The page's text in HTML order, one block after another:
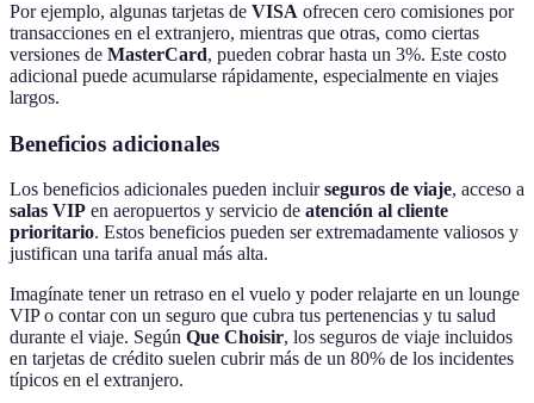
Por ejemplo, algunas tarjetas de VISA ofrecen cero comisiones por
transacciones en el extranjero, mientras que otras, como ciertas
versiones de MasterCard, pueden cobrar hasta un 3%. Este costo
adicional puede acumularse rápidamente, especialmente en viajes
largos.
Beneficios adicionales
Los beneficios adicionales pueden incluirseguros de viaje, acceso a
salas VIP en aeropuertos y servicio de atención al cliente
prioritario. Estos beneficios pueden ser extremadamente valiosos y
justifican una tarifa anual más alta.
Imagínate tener un retraso en el vuelo y poder relajarte en un lounge
VIP o contar con un seguro que cubra tus pertenencias y tu salud
durante el viaje. Según Que Choisir, los seguros de viaje incluidos
en tarjetas de crédito suelen cubrir más de un 80% de los incidentes
típicos en el extranjero.